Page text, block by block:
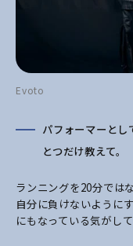
Evoto
パフォーマーと
とつだけ教えて。
ランニングを20分では
自分に負けないように
にもなっている気がして